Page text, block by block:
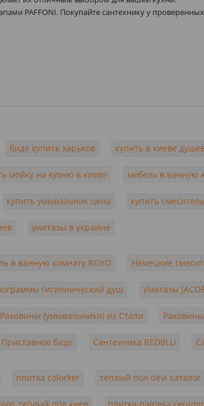
PAFFONI. Покупайте сантехнику у
биде купить харьков купить в киеве
мойку на кухню в киеве мебель в ванную
купить умывальник цена купить
унитазы в украине
в ванную комнату ROYO Немецкие
гигиенический душ Унитазы
Раковины (умывальники) из Стали
Приставное биде Сантехника REDBLU
плитка colorker теплый пол devi каталог